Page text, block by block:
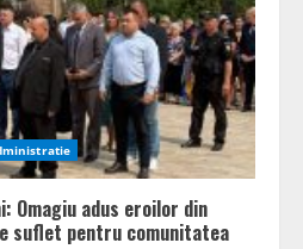
Omagiu adus eroilor din
suflet pentru comunitatea